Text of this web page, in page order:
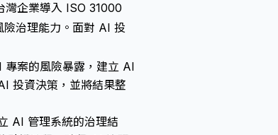
企業導入 ISO 31000
治理能力。面對 AI 投
專案的風險暴露，建立 AI
投資決策，並將結果整
AI 管理系統的治理結